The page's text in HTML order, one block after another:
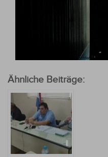
Ähnliche Beiträge: